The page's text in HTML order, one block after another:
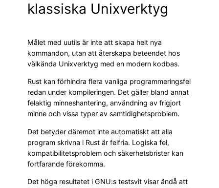
klassiska Unixverktyg
Målet med uutils är inte att skapa helt nya
kommandon, utan att återskapa beteendet hos
välkända Unixverktyg med en modern kodbas.
Rust kan förhindra flera vanliga programmeringsfel
redan under kompileringen. Det gäller bland annat
felaktig minneshantering, användning av frigjort
minne och vissa typer av samtidighetsproblem.
Det betyder däremot inte automatiskt att alla
program skrivna i Rust är felfria. Logiska fel,
kompatibilitetsproblem och säkerhetsbrister kan
fortfarande förekomma.
Det höga resultatet i GNU:s testsvit visar ändå att